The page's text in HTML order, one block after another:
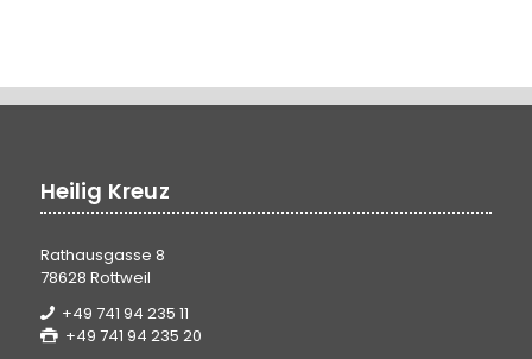
Heilig Kreuz
Rathausgasse 8
78628 Rottweil
+49 741 94 235 11
+49 741 94 235 20